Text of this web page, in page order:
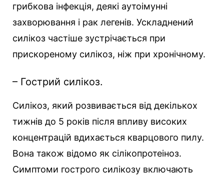
грибкова інфекція, деякі аутоімунні
захворювання і рак легенів. Ускладнений
силікоз частіше зустрічається при
прискореному силікоз, ніж при хронічному.
– Гострий силікоз.
Силікоз, який розвивається від декількох
тижнів до 5 років після впливу високих
концентрацій вдихається кварцового пилу.
Вона також відомо як сілікопротеіноз.
Симптоми гострого силікозу включають